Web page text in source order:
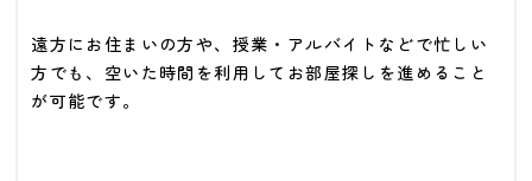
遠方にお住まいの方や、授業・アルバイトなどで忙しい
方でも、空いた時間を利用してお部屋探しを進めること
が可能です。